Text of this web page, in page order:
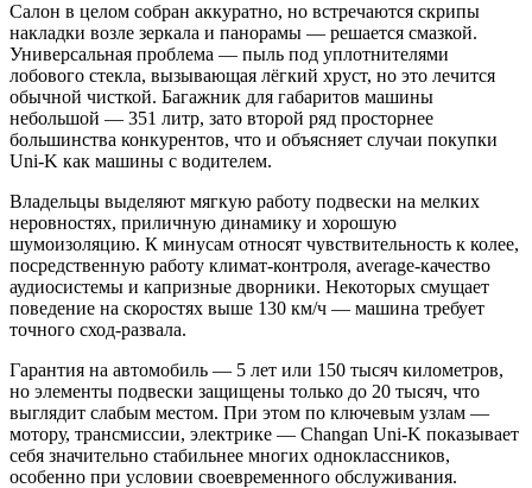
Салон в целом собран аккуратно, но встречаются скрипы
накладки возле зеркала и панорамы — решается смазкой.
Универсальная проблема — пыль под уплотнителями
лобового стекла, вызывающая лёгкий хруст, но это лечится
обычной чисткой. Багажник для габаритов машины
небольшой — 351 литр, зато второй ряд просторнее
большинства конкурентов, что и объясняет случаи покупки
Uni-K как машины с водителем.
Владельцы выделяют мягкую работу подвески на мелких
неровностях, приличную динамику и хорошую
шумоизоляцию. К минусам относят чувствительность к колее,
посредственную работу климат-контроля, average-качество
аудиосистемы и капризные дворники. Некоторых смущает
поведение на скоростях выше 130 км/ч — машина требует
точного сход-развала.
Гарантия на автомобиль — 5 лет или 150 тысяч километров,
но элементы подвески защищены только до 20 тысяч, что
выглядит слабым местом. При этом по ключевым узлам —
мотору, трансмиссии, электрике — Changan Uni-K показывает
себя значительно стабильнее многих одноклассников,
особенно при условии своевременного обслуживания.